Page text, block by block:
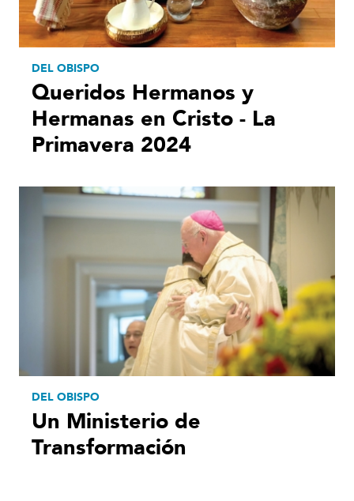
DEL OBISPO
Queridos Hermanos y
Hermanas en Cristo - La
Primavera 2024
DEL OBISPO
Un Ministerio de
Transformación